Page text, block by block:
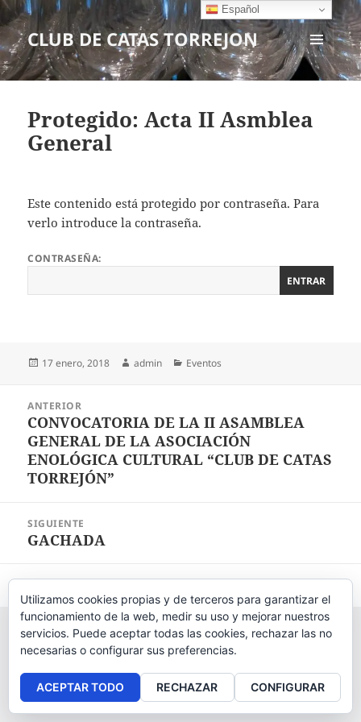
CLUB DE CATAS TORREJON
MENÚ
Y
Protegido: Acta II Asmblea
General
Este contenido está protegido por contraseña. Para
verlo introduce la contraseña.
CONTRASEÑA:
Publicado
17 enero, 2018 Autor
admin Categorías
Eventos
entradas
ANTERIOR
Entrada
anterior:
CONVOCATORIA DE LA II ASAMBLEA
GENERAL DE LA ASOCIACIÓN
ENOLÓGICA CULTURAL “CLUB DE CATAS
TORREJÓN”
SIGUIENTE
Entrada
GACHADA
Español
Utilizamos cookies propias y de terceros para garantizar el
funcionamiento de la web, medir su uso y mejorar nuestros
servicios. Puede aceptar todas las cookies, rechazar las no
necesarias o configurar sus preferencias.
ACEPTAR TODO RECHAZAR CONFIGURAR